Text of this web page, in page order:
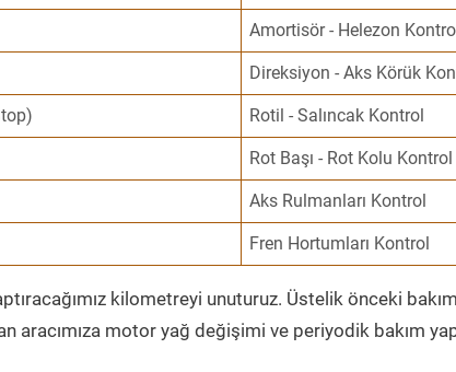
Amortisör - Helezon
Direksiyon - Aks Körük
Rotil - Salıncak Kontrol
Rot Başı - Rot Kolu Kontrol
Aks Rulmanları Kontrol
Fren Hortumları Kontrol
kilometreyi unuturuz. Üstelik önceki
aracımıza motor yağ değişimi ve periyodik bakım